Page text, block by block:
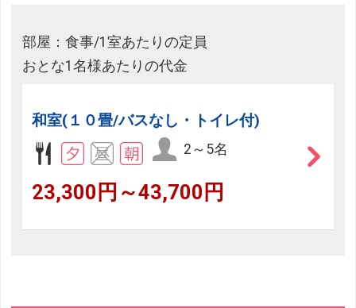
部屋：食事/1室あたりの定員
おとな1名様あたりの代金
和室(１０畳/バスなし・トイレ付)
2～5名
23,300円～43,700円